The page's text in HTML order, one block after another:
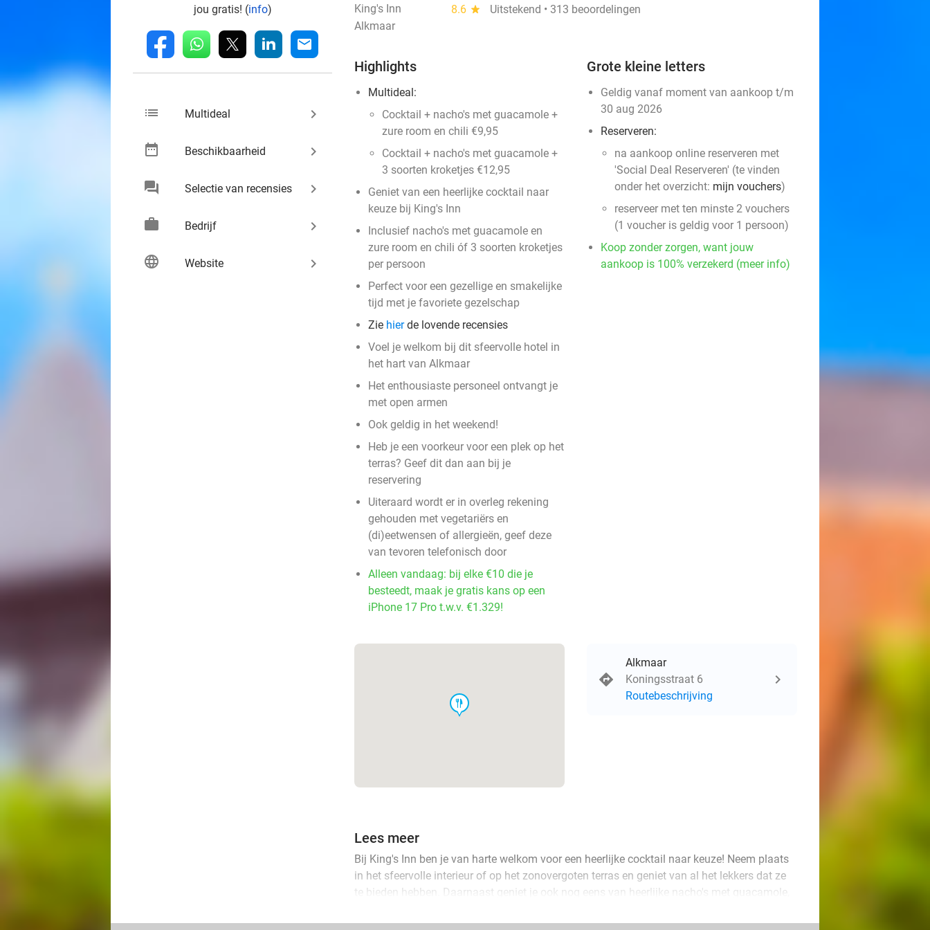
jou gratis! (info)
fb whatsapp linkedin mail
list Multideal keyboard_arrow_right
date_range Beschikbaarheid keyboard_arrow_right
chat Selectie van recensies keyboard_arrow_right
work Bedrijf keyboard_arrow_right
language Website keyboard_arrow_right
King's Inn 8.6 star
Uitstekend • 313 beoordelingen
Alkmaar
Highlights
Multideal:
Cocktail + nacho's met guacamole +
zure room en chili €9,95
Cocktail + nacho's met guacamole +
3 soorten kroketjes €12,95
Geniet van een heerlijke cocktail naar
keuze bij King's Inn
Inclusief nacho's met guacamole en
zure room en chili óf 3 soorten kroketjes
per persoon
Perfect voor een gezellige en smakelijke
tijd met je favoriete gezelschap
Zie hierde lovende recensies
Voel je welkom bij dit sfeervolle hotel in
het hart van Alkmaar
Het enthousiaste personeel ontvangt je
met open armen
Ook geldig in het weekend!
Heb je een voorkeur voor een plek op het
terras? Geef dit dan aan bij je
reservering
Uiteraard wordt er in overleg rekening
gehouden met vegetariërs en
(di)eetwensen of allergieën, geef deze
van tevoren telefonisch door
Alleen vandaag: bij elke €10 die je
besteedt, maak je gratis kans op een
iPhone 17 Pro t.w.v. €1.329!
Grote kleine letters
Geldig vanaf moment van aankoop t/m
30 aug 2026
Reserveren:
na aankoop online reserveren met
'Social Deal Reserveren' (te vinden
onder het overzicht: mijn vouchers)
reserveer met ten minste 2 vouchers
(1 voucher is geldig voor 1 persoon)
Koop zonder zorgen, want jouw
aankoop is 100% verzekerd (meer info)
food
Alkmaar
Koningsstraat 6
Routebeschrijving
Lees meer
Bij King's Inn ben je van harte welkom voor een heerlijke cocktail naar keuze! Neem plaats
in het sfeervolle interieur of op het zonovergoten terras en geniet van al het lekkers dat ze
te bieden hebben. Daarnaast geniet je ook nog eens van heerlijke nacho's met guacamole,
met je favoriete gezelschap. Geniet ervan!